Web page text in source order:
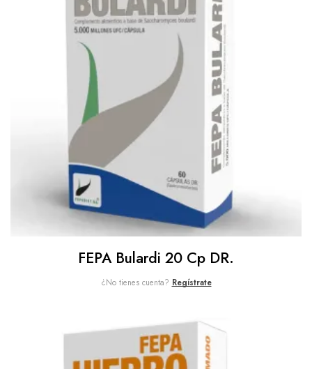
FEPA Bulardi 20 Cp DR.
¿No tienes cuenta? Regístrate